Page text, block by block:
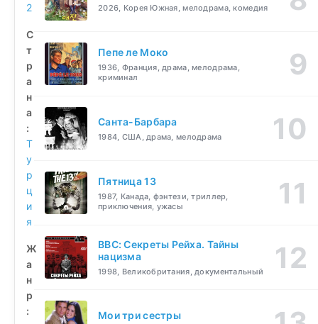
2
С
т
р
а
н
а
:
Т
у
р
ц
и
я
Ж
а
н
р
:
2026, Корея Южная, мелодрама, комедия
Пепе ле Моко
1936, Франция, драма, мелодрама,
криминал
Санта-Барбара
1984, США, драма, мелодрама
Пятница 13
1987, Канада, фэнтези, триллер,
приключения, ужасы
BBC: Секреты Рейха. Тайны
нацизма
1998, Великобритания, документальный
Мои три сестры